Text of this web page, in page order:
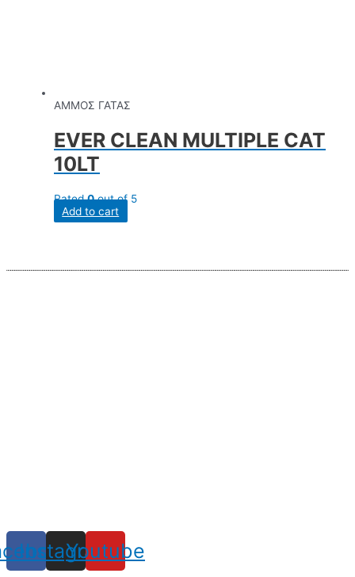
ΑΜΜΟΣ ΓΑΤΑΣ
EVER CLEAN MULTIPLE CAT
10LT
Rated0out of 5
Add to cart
Instagram
Youtube